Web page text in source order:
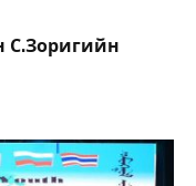
С.Зоригийн